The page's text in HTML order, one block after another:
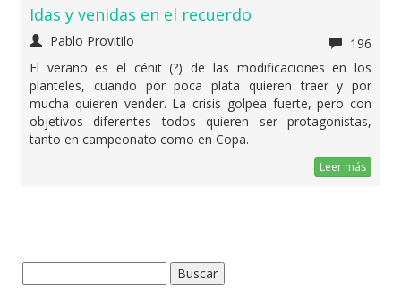
Idas y venidas en el recuerdo
Pablo Provitilo
196
El verano es el cénit (?) de las modificaciones en los
planteles, cuando por poca plata quieren traer y por
mucha quieren vender. La crisis golpea fuerte, pero con
objetivos diferentes todos quieren ser protagonistas,
tanto en campeonato como en Copa.
Leer más